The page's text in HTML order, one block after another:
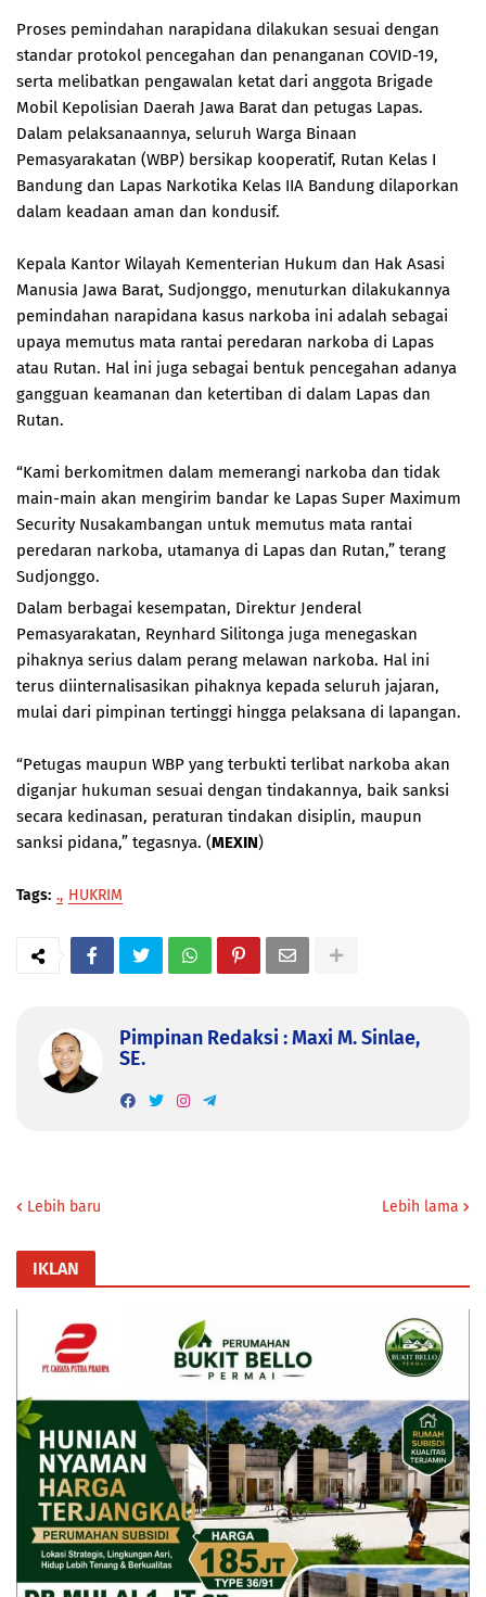
Proses pemindahan narapidana dilakukan sesuai dengan
standar protokol pencegahan dan penanganan COVID-19,
serta melibatkan pengawalan ketat dari anggota Brigade
Mobil Kepolisian Daerah Jawa Barat dan petugas Lapas.
Dalam pelaksanaannya, seluruh Warga Binaan
Pemasyarakatan (WBP) bersikap kooperatif, Rutan Kelas I
Bandung dan Lapas Narkotika Kelas IIA Bandung dilaporkan
dalam keadaan aman dan kondusif.
Kepala Kantor Wilayah Kementerian Hukum dan Hak Asasi
Manusia Jawa Barat, Sudjonggo, menuturkan dilakukannya
pemindahan narapidana kasus narkoba ini adalah sebagai
upaya memutus mata rantai peredaran narkoba di Lapas
atau Rutan. Hal ini juga sebagai bentuk pencegahan adanya
gangguan keamanan dan ketertiban di dalam Lapas dan
Rutan.
“Kami berkomitmen dalam memerangi narkoba dan tidak
main-main akan mengirim bandar ke Lapas Super Maximum
Security Nusakambangan untuk memutus mata rantai
peredaran narkoba, utamanya di Lapas dan Rutan,” terang
Sudjonggo.
Dalam berbagai kesempatan, Direktur Jenderal
Pemasyarakatan, Reynhard Silitonga juga menegaskan
pihaknya serius dalam perang melawan narkoba. Hal ini
terus diinternalisasikan pihaknya kepada seluruh jajaran,
mulai dari pimpinan tertinggi hingga pelaksana di lapangan.
“Petugas maupun WBP yang terbukti terlibat narkoba akan
diganjar hukuman sesuai dengan tindakannya, baik sanksi
secara kedinasan, peraturan tindakan disiplin, maupun
sanksi pidana,” tegasnya. (MEXIN)
Tags: . HUKRIM
Pimpinan Redaksi : Maxi M. Sinlae,
SE.
Lebih baru Lebih lama
IKLAN